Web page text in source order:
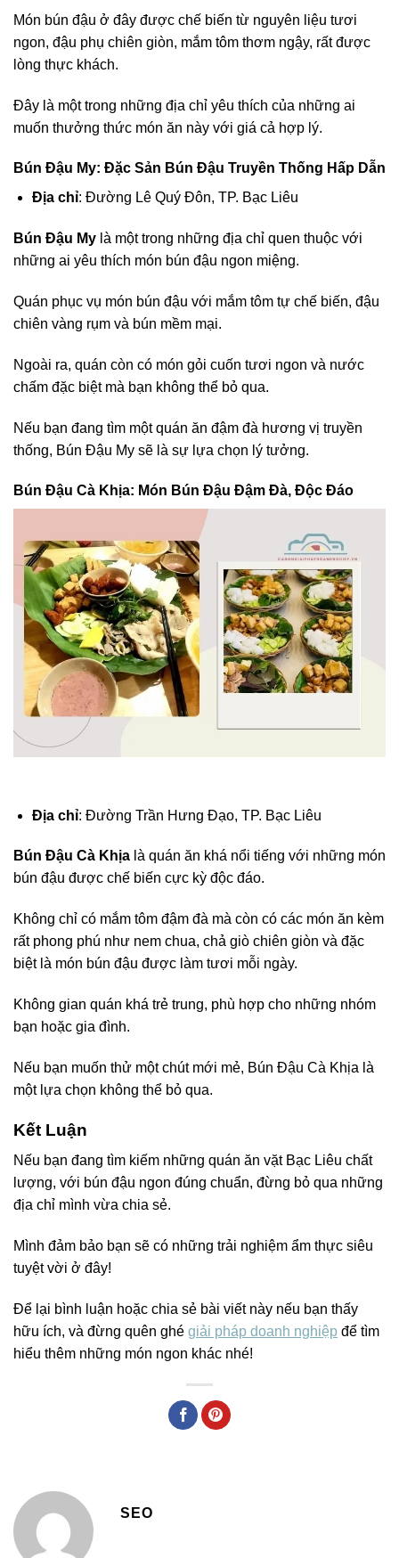
Món bún đậu ở đây được chế biến từ nguyên liệu tươi
ngon, đậu phụ chiên giòn, mắm tôm thơm ngậy, rất được
lòng thực khách.
Đây là một trong những địa chỉ yêu thích của những ai
muốn thưởng thức món ăn này với giá cả hợp lý.
Bún Đậu My: Đặc Sản Bún Đậu Truyền Thống Hấp Dẫn
Địa chỉ: Đường Lê Quý Đôn, TP. Bạc Liêu
Bún Đậu My là một trong những địa chỉ quen thuộc với
những ai yêu thích món bún đậu ngon miệng.
Quán phục vụ món bún đậu với mắm tôm tự chế biến, đậu
chiên vàng rụm và bún mềm mại.
Ngoài ra, quán còn có món gỏi cuốn tươi ngon và nước
chấm đặc biệt mà bạn không thể bỏ qua.
Nếu bạn đang tìm một quán ăn đậm đà hương vị truyền
thống, Bún Đậu My sẽ là sự lựa chọn lý tưởng.
Bún Đậu Cà Khịa: Món Bún Đậu Đậm Đà, Độc Đáo
Địa chỉ: Đường Trần Hưng Đạo, TP. Bạc Liêu
Bún Đậu Cà Khịa là quán ăn khá nổi tiếng với những món
bún đậu được chế biến cực kỳ độc đáo.
Không chỉ có mắm tôm đậm đà mà còn có các món ăn kèm
rất phong phú như nem chua, chả giò chiên giòn và đặc
biệt là món bún đậu được làm tươi mỗi ngày.
Không gian quán khá trẻ trung, phù hợp cho những nhóm
bạn hoặc gia đình.
Nếu bạn muốn thử một chút mới mẻ, Bún Đậu Cà Khịa là
một lựa chọn không thể bỏ qua.
Kết Luận
Nếu bạn đang tìm kiếm những quán ăn vặt Bạc Liêu chất
lượng, với bún đậu ngon đúng chuẩn, đừng bỏ qua những
địa chỉ mình vừa chia sẻ.
Mình đảm bảo bạn sẽ có những trải nghiệm ẩm thực siêu
tuyệt vời ở đây!
Để lại bình luận hoặc chia sẻ bài viết này nếu bạn thấy
hữu ích, và đừng quên ghé giải pháp doanh nghiệp để tìm
hiểu thêm những món ngon khác nhé!
SEO